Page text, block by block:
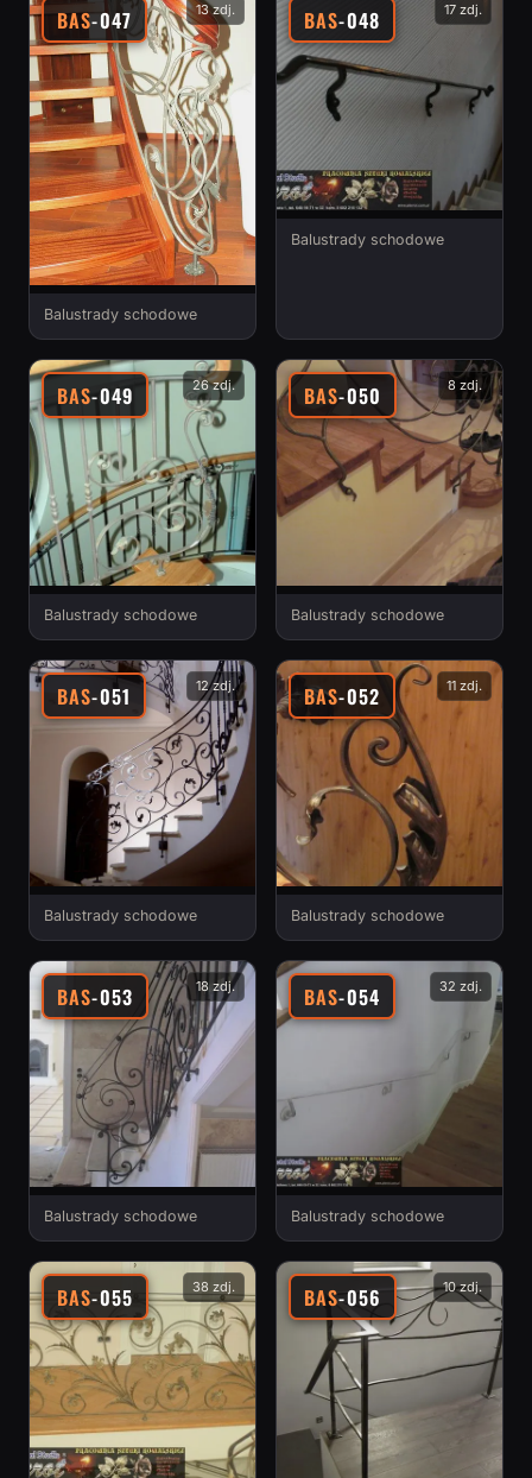
BAS-047 13 zdj.
Balustrady schodowe
BAS-048 17 zdj.
Balustrady schodowe
BAS-049 26 zdj.
Balustrady schodowe
BAS-050 8 zdj.
Balustrady schodowe
BAS-051 12 zdj.
Balustrady schodowe
BAS-052 11 zdj.
Balustrady schodowe
BAS-053 18 zdj.
Balustrady schodowe
BAS-054 32 zdj.
Balustrady schodowe
BAS-055 38 zdj. BAS-056 10 zdj.